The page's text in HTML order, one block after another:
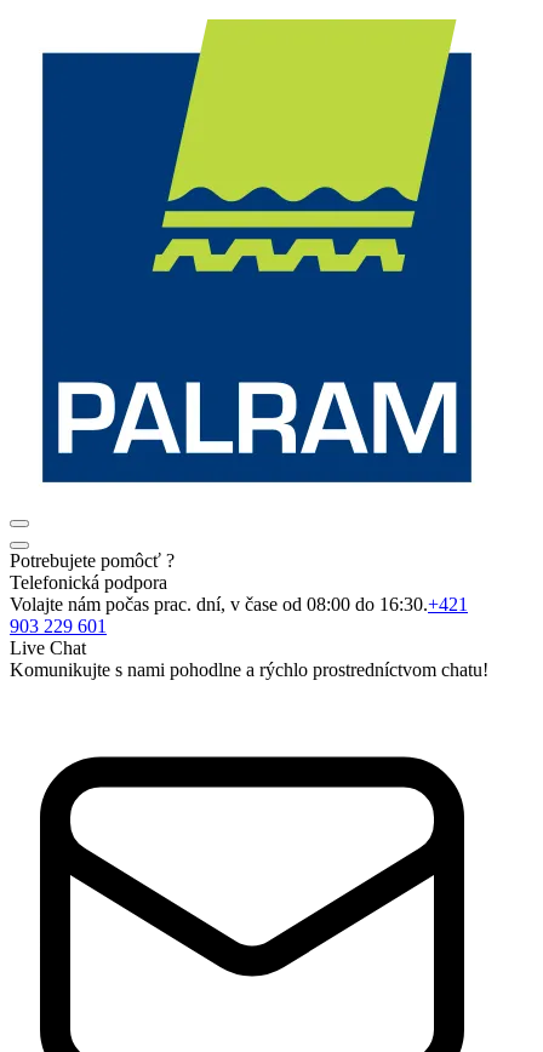
Potrebujete pomôcť ?
Telefonická podpora
Volajte nám počas prac. dní, v čase od 08:00 do 16:30.+421
903 229 601
Live Chat
Komunikujte s nami pohodlne a rýchlo prostredníctvom chatu!